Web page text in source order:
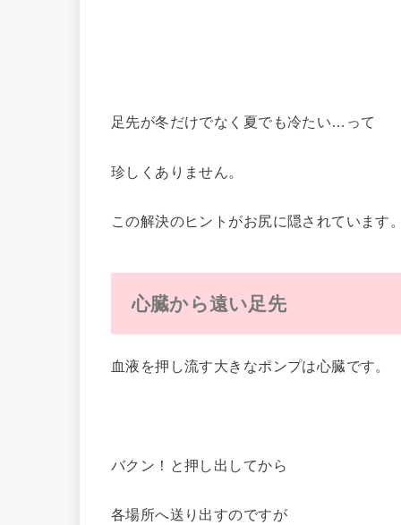
足先が冬だけでなく夏でも冷たい…って
珍しくありません。
この解決のヒントがお尻に隠されています
心臓から遠い足先
血液を押し流す大きなポンプは心臓です。
バクン！と押し出してから
各場所へ送り出すのですが